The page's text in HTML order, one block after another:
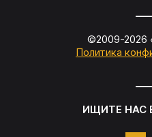
©2009-2026
Политика
ИЩИТЕ НАС